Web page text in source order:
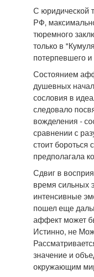
С юридической
РФ,
тюремного
только в
потерпевшего
Состоянием
душевных
сословия в
следовало
вожделения -
сравнении с
стоит
предполагала
Сдвиг в
время сильных
интенсивные
пошел еще
аффект может
Истинно, не
значение и
окружающим